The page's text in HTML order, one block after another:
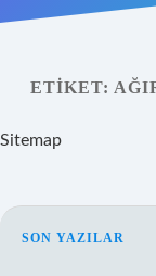
Yasal Uyarı
Hakkımızda
ETIKET:
Sitemap
SON YAZILAR